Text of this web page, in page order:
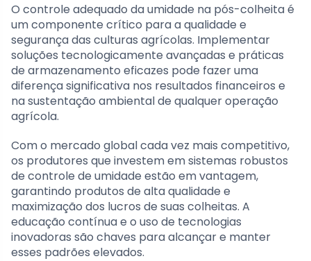
O controle adequado da umidade na pós-colheita é
um componente crítico para a qualidade e
segurança das culturas agrícolas. Implementar
soluções tecnologicamente avançadas e práticas
de armazenamento eficazes pode fazer uma
diferença significativa nos resultados financeiros e
na sustentação ambiental de qualquer operação
agrícola.
Com o mercado global cada vez mais competitivo,
os produtores que investem em sistemas robustos
de controle de umidade estão em vantagem,
garantindo produtos de alta qualidade e
maximização dos lucros de suas colheitas. A
educação contínua e o uso de tecnologias
inovadoras são chaves para alcançar e manter
esses padrões elevados.